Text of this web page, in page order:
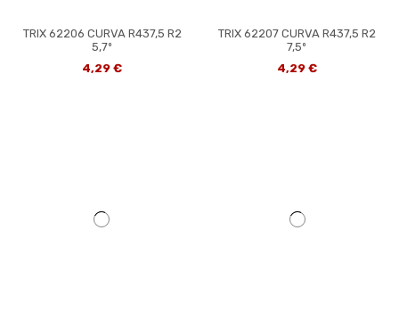
TRIX 62206 CURVA R437,5 R2
5,7º
4,29 €
TRIX 62207 CURVA R437,5 R2
7,5º
4,29 €